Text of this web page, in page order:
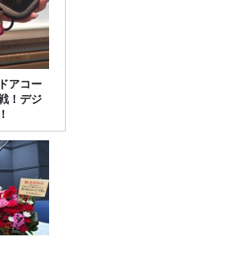
アコー
！デジ